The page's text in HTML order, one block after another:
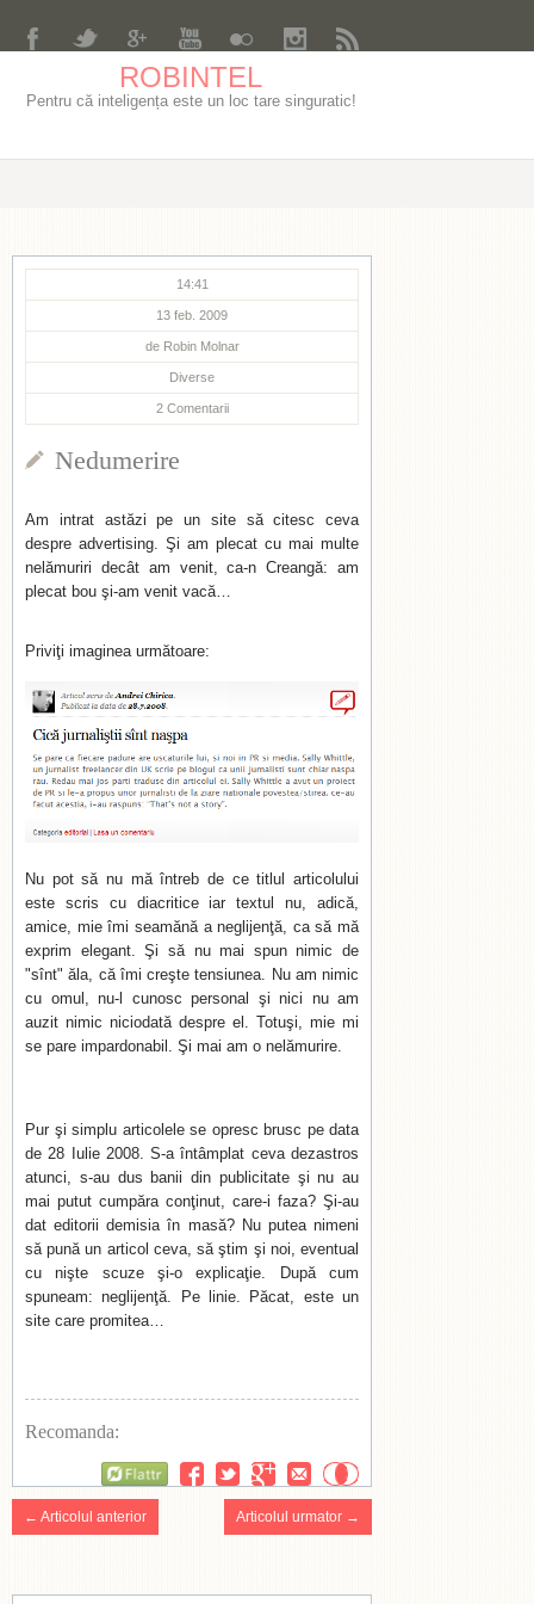
ROBINTEL
Pentru că inteligența este un loc tare singuratic!
14:41
13 feb. 2009
de Robin Molnar
Diverse
2 Comentarii
Nedumerire
Am intrat astăzi pe un site să citesc ceva
despre advertising. Şi am plecat cu mai multe
nelămuriri decât am venit, ca-n Creangă: am
plecat bou şi-am venit vacă…
Priviţi imaginea următoare:
Nu pot să nu mă întreb de ce titlul articolului
este scris cu diacritice iar textul nu, adică,
amice, mie îmi seamănă a neglijenţă, ca să mă
exprim elegant. Şi să nu mai spun nimic de
"sînt" ăla, că îmi creşte tensiunea. Nu am nimic
cu omul, nu-l cunosc personal şi nici nu am
auzit nimic niciodată despre el. Totuşi, mie mi
se pare impardonabil. Şi mai am o nelămurire.
Pur şi simplu articolele se opresc brusc pe data
de 28 Iulie 2008. S-a întâmplat ceva dezastros
atunci, s-au dus banii din publicitate şi nu au
mai putut cumpăra conţinut, care-i faza? Şi-au
dat editorii demisia în masă? Nu putea nimeni
să pună un articol ceva, să ştim şi noi, eventual
cu nişte scuze şi-o explicaţie. După cum
spuneam: neglijenţă. Pe linie. Păcat, este un
site care promitea…
Recomanda:
← Articolul anterior Articolul urmator →